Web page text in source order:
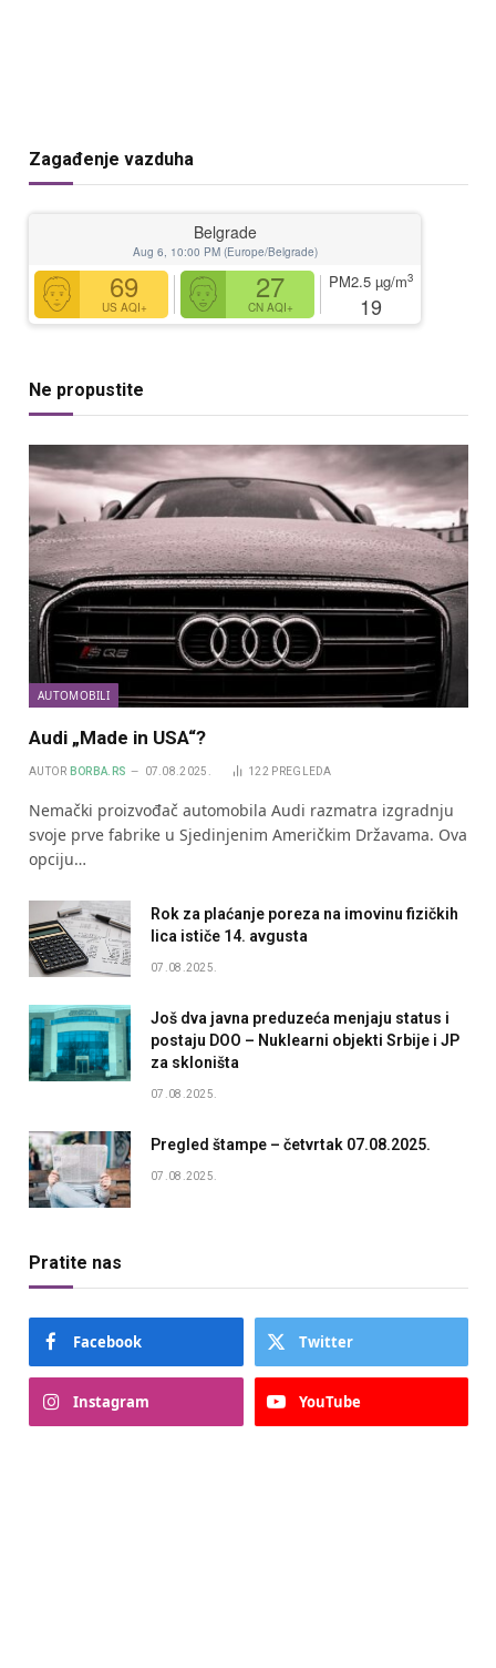
Zagađenje vazduha
Belgrade
Aug 6, 10:00 PM (Europe/Belgrade)
69
US AQI+
27
CN AQI+
PM2.5 µg/m3
19
Ne propustite
AUTOMOBILI
Audi „Made in USA“?
AUTOR BORBA.RS 07.08.2025. 122 PREGLEDA
Nemački proizvođač automobila Audi razmatra izgradnju
svoje prve fabrike u Sjedinjenim Američkim Državama. Ova
opciju…
Rok za plaćanje poreza na imovinu fizičkih
lica ističe 14. avgusta
07.08.2025.
Još dva javna preduzeća menjaju status i
postaju DOO – Nuklearni objekti Srbije i JP
za skloništa
07.08.2025.
Pregled štampe – četvrtak 07.08.2025.
07.08.2025.
Pratite nas
Facebook Twitter
Instagram YouTube